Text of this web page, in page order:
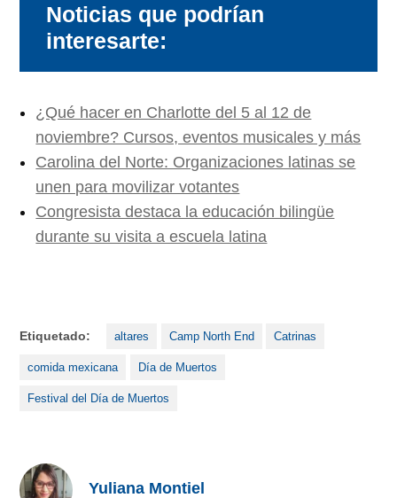
Noticias que podrían
interesarte:
¿Qué hacer en Charlotte del 5 al 12 de
noviembre? Cursos, eventos musicales y más
Carolina del Norte: Organizaciones latinas se
unen para movilizar votantes
Congresista destaca la educación bilingüe
durante su visita a escuela latina
Etiquetado: altares Camp North End Catrinas
comida mexicana Día de Muertos
Festival del Día de Muertos
Yuliana Montiel